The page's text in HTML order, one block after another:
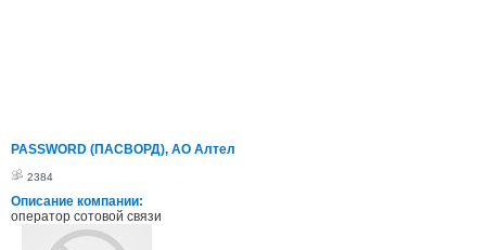
PASSWORD (ПАСВОРД), АО Алтел
2384
Описание компании:
оператор сотовой связи